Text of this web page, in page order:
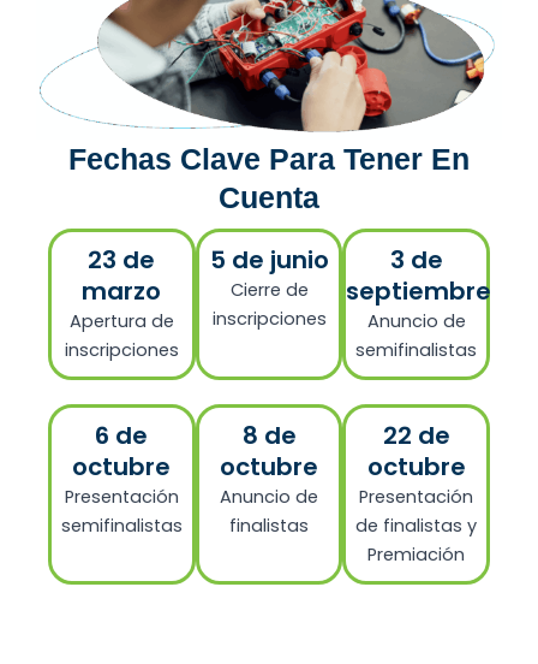
Fechas Clave Para Tener En
Cuenta
23 de
marzo
Apertura de
inscripciones
5 de junio
Cierre de
inscripciones
3 de
septiembre
Anuncio de
semifinalistas
6 de
octubre
Presentación
semifinalistas
8 de
octubre
Anuncio de
finalistas
22 de
octubre
Presentación
de finalistas y
Premiación